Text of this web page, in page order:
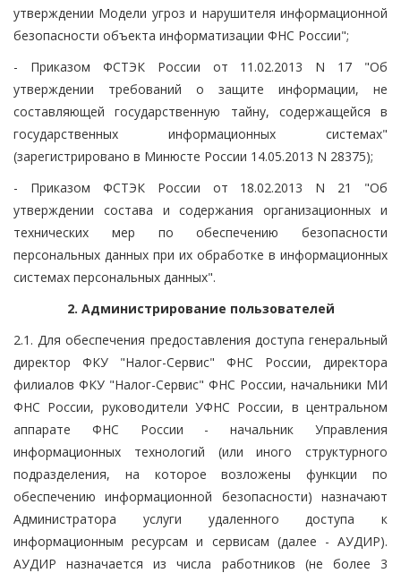
утверждении Модели угроз и нарушителя информационной
безопасности объекта информатизации ФНС России";
- Приказом ФСТЭК России от 11.02.2013 N 17 "Об
утверждении требований о защите информации, не
составляющей государственную тайну, содержащейся в
государственных информационных системах"
(зарегистрировано в Минюсте России 14.05.2013 N 28375);
- Приказом ФСТЭК России от 18.02.2013 N 21 "Об
утверждении состава и содержания организационных и
технических мер по обеспечению безопасности
персональных данных при их обработке в информационных
системах персональных данных".
2. Администрирование пользователей
2.1. Для обеспечения предоставления доступа генеральный
директор ФКУ "Налог-Сервис" ФНС России, директора
филиалов ФКУ "Налог-Сервис" ФНС России, начальники МИ
ФНС России, руководители УФНС России, в центральном
аппарате ФНС России - начальник Управления
информационных технологий (или иного структурного
подразделения, на которое возложены функции по
обеспечению информационной безопасности) назначают
Администратора услуги удаленного доступа к
информационным ресурсам и сервисам (далее - АУДИР).
АУДИР назначается из числа работников (не более 3